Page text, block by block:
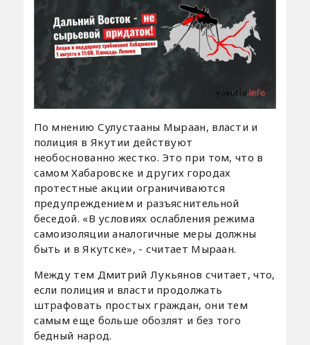
По мнению Сулустааны Мыраан, власти и
полиция в Якутии действуют
необоснованно жестко. Это при том, что в
самом Хабаровске и других городах
протестные акции ограничиваются
предупреждением и разъяснительной
беседой. «В условиях ослабления режима
самоизоляции аналогичные меры должны
быть и в Якутске», - считает Мыраан.
Между тем Дмитрий Лукьянов считает, что,
если полиция и власти продолжать
штрафовать простых граждан, они тем
самым еще больше обозлят и без того
бедный народ.